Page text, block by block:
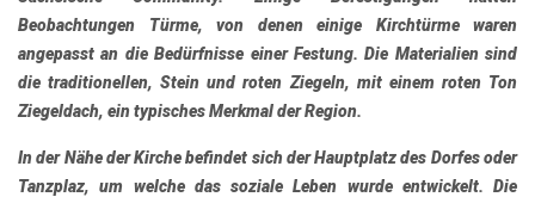
Beobachtungen Türme, von denen einige Kirchtürme waren
angepasst an die Bedürfnisse einer Festung. Die Materialien sind
die traditionellen, Stein und roten Ziegeln, mit einem roten Ton
Ziegeldach, ein typisches Merkmal der Region.
In der Nähe der Kirche befindet sich der Hauptplatz des Dorfes oder
Tanzplaz, um welche das soziale Leben wurde entwickelt. Die